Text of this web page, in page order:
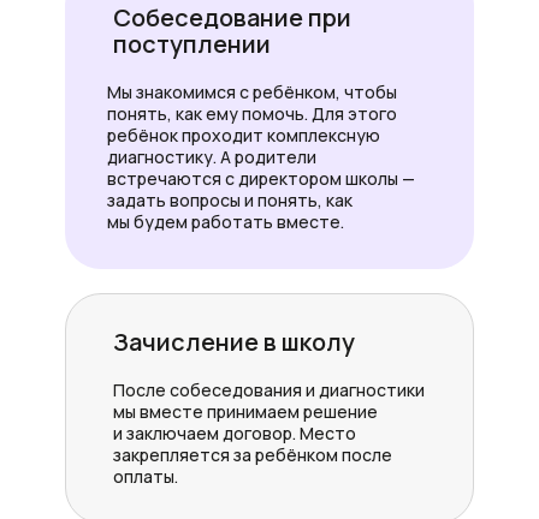
Собеседование при
поступлении
Мы знакомимся с ребёнком, чтобы
понять, как ему помочь. Для этого
ребёнок проходит комплексную
диагностику. А родители
встречаются с директором школы —
задать вопросы и понять, как
мы будем работать вместе.
Зачисление в школу
После собеседования и диагностики
мы вместе принимаем решение
и заключаем договор. Место
закрепляется за ребёнком после
оплаты.